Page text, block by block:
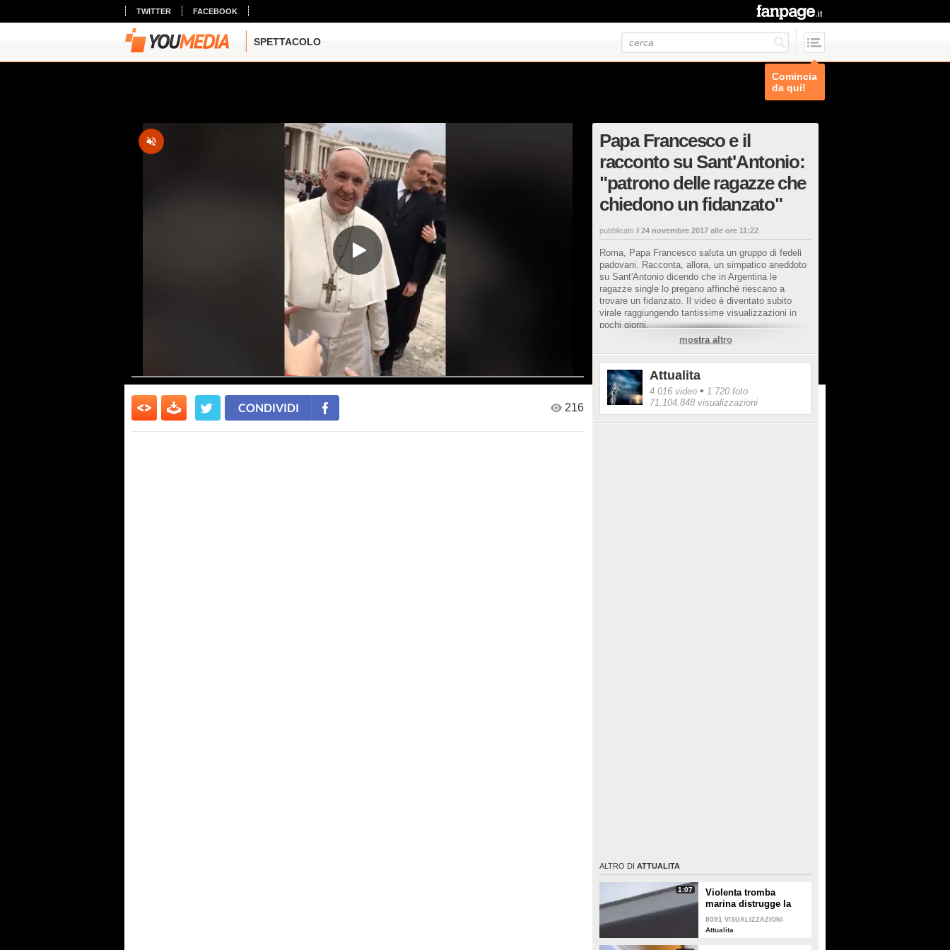
TWITTER FACEBOOK
SPETTACOLO
Comincia
da qui!
Papa Francesco e il
racconto su Sant'Antonio:
"patrono delle ragazze che
chiedono un fidanzato"
pubblicato il 24 novembre 2017 alle ore 11:22
Roma, Papa Francesco saluta un gruppo di fedeli
padovani. Racconta, allora, un simpatico aneddoto
su Sant'Antonio dicendo che in Argentina le
ragazze single lo pregano affinché riescano a
trovare un fidanzato. Il video è diventato subito
virale raggiungendo tantissime visualizzazioni in
pochi giorni.
https://www.facebook.com/domenico.zanon.5/video
s/10208662103308807/
mostra altro
Attualita
4.016 video • 1.720 foto
71.104.848 visualizzazioni
ALTRO DI ATTUALITA
1:07
Violenta tromba
marina distrugge la
spiaggia del
Metapontino: il video
8091 VISUALIZZAZIONI
Attualita
CONDIVIDI 216